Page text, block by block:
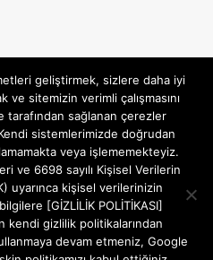
geliştirmek, sizlere daha iyi
ve sitemizin verimli çalışmasını
tarafından sağlanan çerezler
sistemlerimizde doğrudan
veya işlememekteyiz.
ve 6698 sayılı Kişisel Verilerin
uyarınca kişisel verilerinizin
[GİZLİLİK POLİTİKASI]
kendi gizlilik politikalarından
devam etmeniz, Google